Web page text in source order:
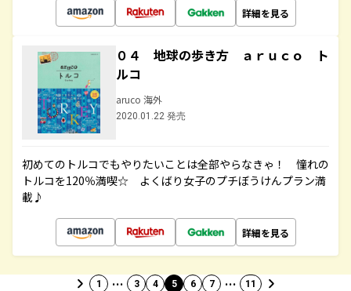
詳細を見る
０４ 地球の歩き方 ａｒｕｃｏ ト
ルコ
aruco 海外
2020.01.22 発売
初めてのトルコでもやりたいことは全部やらなきゃ！ 憧れの
トルコを120％満喫☆ よくばり女子のプチぼうけんプラン満
載♪
詳細を見る
1 … 3 4 5 6 7 … 11